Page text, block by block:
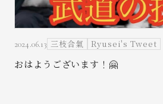
2024.06.13 三枝合氣 Ryusei's Tweet
おはようございます！🤗